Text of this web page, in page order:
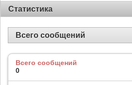
Статистика
Всего сообщений
Всего сообщений
0